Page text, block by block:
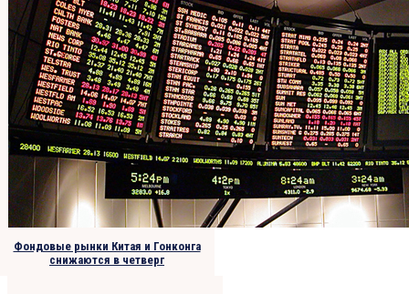
Фондовые рынки Китая и Гонконга
снижаются в четверг